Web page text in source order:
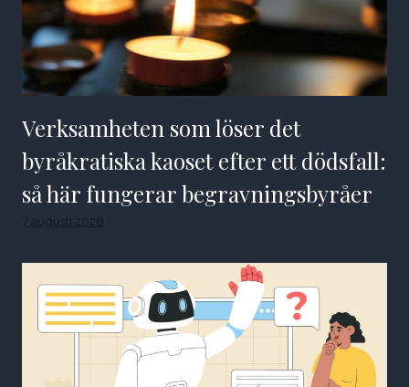
Verksamheten som löser det
byråkratiska kaoset efter ett dödsfall:
så här fungerar begravningsbyråer
7 augusti 2026